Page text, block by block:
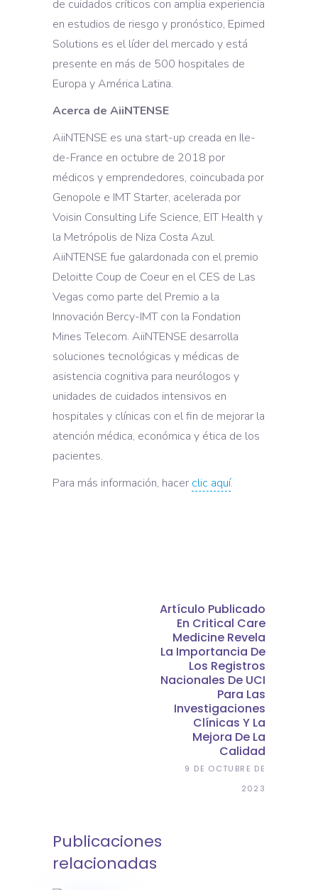
de cuidados críticos con amplia experiencia
en estudios de riesgo y pronóstico, Epimed
Solutions es el líder del mercado y está
presente en más de 500 hospitales de
Europa y América Latina.
Acerca de AiiNTENSE
AiiNTENSE es una start-up creada en Ile-
de-France en octubre de 2018 por
médicos y emprendedores, coincubada por
Genopole e IMT Starter, acelerada por
Voisin Consulting Life Science, EIT Health y
la Metrópolis de Niza Costa Azul.
AiiNTENSE fue galardonada con el premio
Deloitte Coup de Coeur en el CES de Las
Vegas como parte del Premio a la
Innovación Bercy-IMT con la Fondation
Mines Telecom. AiiNTENSE desarrolla
soluciones tecnológicas y médicas de
asistencia cognitiva para neurólogos y
unidades de cuidados intensivos en
hospitales y clínicas con el fin de mejorar la
atención médica, económica y ética de los
pacientes.
Para más información, hacer clic aquí.
Artículo Publicado
En Critical Care
Medicine Revela
La Importancia De
Los Registros
Nacionales De UCI
Para Las
Investigaciones
Clínicas Y La
Mejora De La
Calidad
9 DE OCTUBRE DE
2023
Publicaciones
relacionadas